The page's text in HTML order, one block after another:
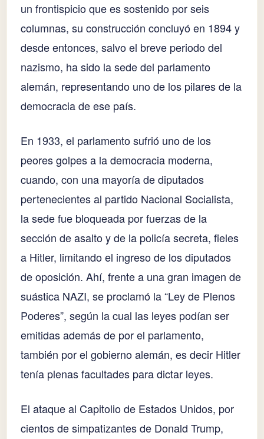
un frontispicio que es sostenido por seis
columnas, su construcción concluyó en 1894 y
desde entonces, salvo el breve periodo del
nazismo, ha sido la sede del parlamento
alemán, representando uno de los pilares de la
democracia de ese país.
En 1933, el parlamento sufrió uno de los
peores golpes a la democracia moderna,
cuando, con una mayoría de diputados
pertenecientes al partido Nacional Socialista,
la sede fue bloqueada por fuerzas de la
sección de asalto y de la policía secreta, fieles
a Hitler, limitando el ingreso de los diputados
de oposición. Ahí, frente a una gran imagen de
suástica NAZI, se proclamó la “Ley de Plenos
Poderes”, según la cual las leyes podían ser
emitidas además de por el parlamento,
también por el gobierno alemán, es decir Hitler
tenía plenas facultades para dictar leyes.
El ataque al Capitolio de Estados Unidos, por
cientos de simpatizantes de Donald Trump,